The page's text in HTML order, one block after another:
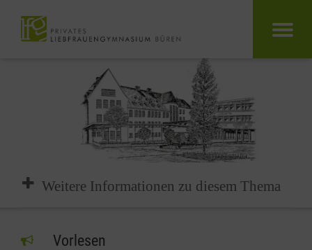
Weitere Informationen zu diesem Thema
Vorlesen